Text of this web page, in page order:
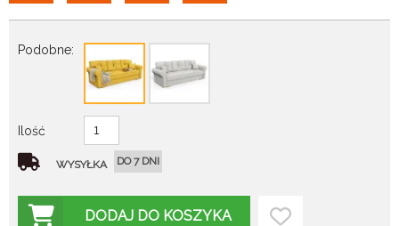
Podobne:
Ilość
WYSYŁKA DO 7 DNI
DODAJ DO KOSZYKA